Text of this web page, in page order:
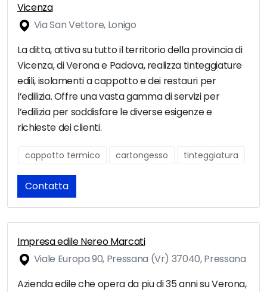
Vicenza
Via San Vettore, Lonigo
La ditta, attiva su tutto il territorio della provincia di
Vicenza, di Verona e Padova, realizza tinteggiature
edili, isolamenti a cappotto e dei restauri per
l’edilizia. Offre una vasta gamma di servizi per
l’edilizia per soddisfare le diverse esigenze e
richieste dei clienti.
cappotto termico cartongesso tinteggiatura
Contatta
Impresa edile Nereo Marcati
Viale Europa 90, Pressana (Vr) 37040, Pressana
Azienda edile che opera da piu di 35 anni su Verona,